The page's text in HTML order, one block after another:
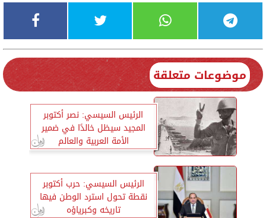
موضوعات متعلقة
الرئيس السيسي: نصر أكتوبر
المجيد سيظل خالدًا في ضمير
الأمة العربية والعالم
الرئيس السيسي: حرب أكتوبر
نقطة تحول استرد الوطن فيها
تاريخه وكبرياؤه